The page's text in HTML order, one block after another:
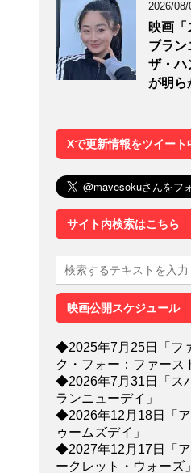
2026/08/
映画「
ブラン
ザ・ハ
が明ら
Xで更新情報をツイート
サイト内検索はこちら
映画公開スケジュール
◆2025年7月25日「フ
ク・フォー：ファース
◆2026年7月31日「ス
ランニューデイ」
◆2026年12月18日「
ゥームズデイ」
◆2027年12月17日「
ークレット・ウォーズ」